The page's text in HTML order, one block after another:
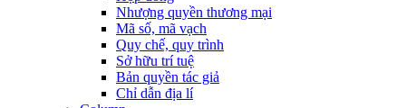
Nhượng quyền thương mại
Mã số, mã vạch
Quy chế, quy trình
Sở hữu trí tuệ
Bản quyền tác giả
Chỉ dẫn địa lí